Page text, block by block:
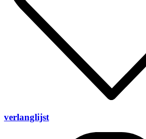
verlanglijst